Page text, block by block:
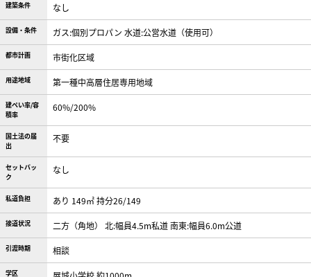
建築条件 なし
設備・条件 ガス:個別プロパン 水道:公営水道（使用可）
都市計画 市街化区域
用途地域 第一種中高層住居専用地域
建ぺい率/容
積率
60%/200%
国土法の届
出
不要
セットバッ
ク
なし
私道負担 あり 149㎡ 持分26/149
接道状況 二方（角地） 北:幅員4.5m私道 南東:幅員6.0m公道
引渡時期 相談
学区